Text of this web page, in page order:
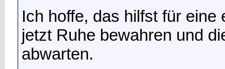
Ich hoffe, das hilfst für
jetzt Ruhe bewahren und
abwarten.